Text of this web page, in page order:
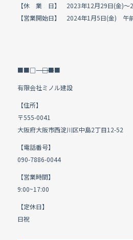
【休 業 日】 2023年12月29日(金)～
【営業開始日】 2024年1月5日(金) 午
■■□―――――――――――――――――――□■■
有限会社ミノル建設
【住所】
〒555-0041
大阪府大阪市西淀川区中島2丁目12-52
【電話番号】
090-7886-0044
【営業時間】
9:00~17:00
【定休日】
日祝